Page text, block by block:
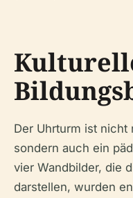
Der Uhrturm ist nicht
sondern auch ein
vier Wandbilder, die
darstellen, wurden